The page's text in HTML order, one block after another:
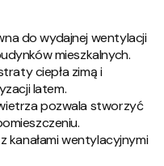
do wydajnej wentylacji
mieszkalnych.
ciepła zimą i
latem.
pozwala stworzyć
kanałami wentylacyjnymi